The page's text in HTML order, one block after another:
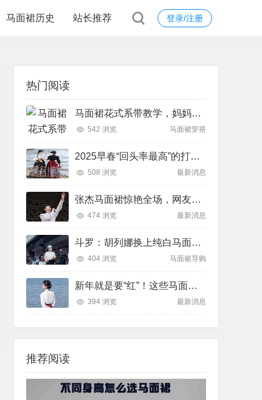
登录/注册
马面裙历史 站长推荐
热门阅读
马面裙花式系带教学，妈妈再也不用担心我出门撞衫啦！
542 浏览 马面裙穿搭
2025早春“回头率最高”的打扮：马面裙！瞧潮人这样搭有多好
508 浏览 最新消息
张杰马面裙惊艳全场，网友直呼：这是国风版本的‘嘻哈’？
474 浏览 最新消息
斗罗：胡列娜换上纯白马面裙，银靴包住膝盖，骑马的瞬间长裙飘飘
404 浏览 马面裙导购
新年就是要“红”！这些马面裙优雅又大气，很适合过年穿
394 浏览 最新消息
推荐阅读